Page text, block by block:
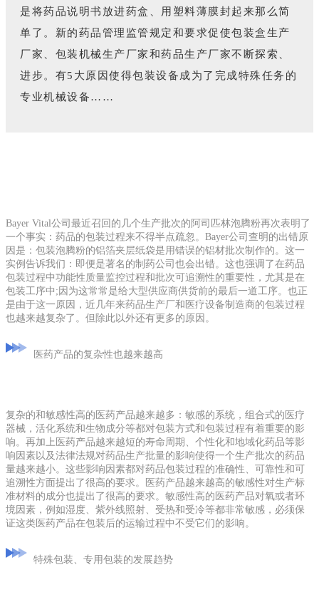
是将药品说明书放进药盒、用塑料薄膜封起来那么简
单了。新的药品管理监管规定和要求促使包装盒生产
厂家、包装机械生产厂家和药品生产厂家不断探索、
进步。有5大原因使得包装设备成为了完成特殊任务的
专业机械设备……
Bayer Vital公司最近召回的几个生产批次的阿司匹林泡腾粉再次表明了
一个事实：药品的包装过程来不得半点疏忽。Bayer公司查明的出错原
因是：包装泡腾粉的铝箔夹层纸袋是用错误的铝材批次制作的。这一
实例告诉我们：即便是著名的制药公司也会出错。这也强调了在药品
包装过程中功能性质量监控过程和批次可追溯性的重要性，尤其是在
包装工序中;因为这常常是给大型供应商供货前的最后一道工序。也正
是由于这一原因，近几年来药品生产厂和医疗设备制造商的包装过程
也越来越复杂了。但除此以外还有更多的原因。
医药产品的复杂性也越来越高
复杂的和敏感性高的医药产品越来越多：敏感的系统，组合式的医疗
器械，活化系统和生物成分等都对包装方式和包装过程有着重要的影
响。再加上医药产品越来越短的寿命周期、个性化和地域化药品等影
响因素以及法律法规对药品生产批量的影响使得一个生产批次的药品
量越来越小。这些影响因素都对药品包装过程的准确性、可靠性和可
追溯性方面提出了很高的要求。医药产品越来越高的敏感性对生产标
准材料的成分也提出了很高的要求。敏感性高的医药产品对氧或者环
境因素，例如湿度、紫外线照射、受热和受冷等都非常敏感，必须保
证这类医药产品在包装后的运输过程中不受它们的影响。
特殊包装、专用包装的发展趋势